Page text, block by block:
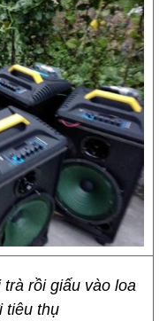
rồi giấu vào loa
tiêu thụ